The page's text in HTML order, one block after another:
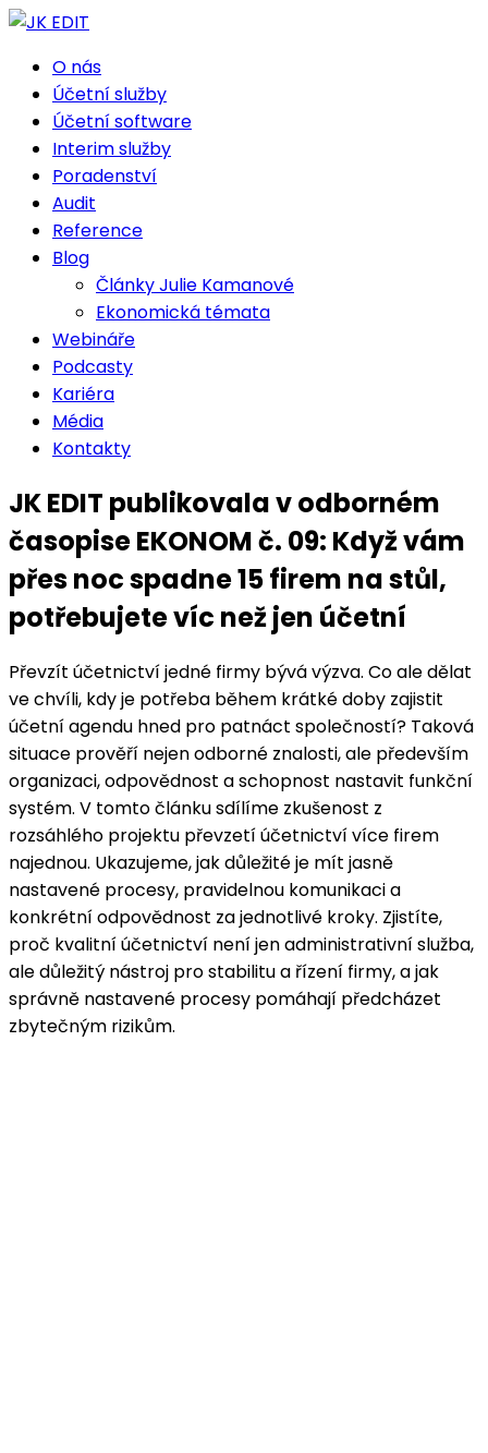
O nás
Účetní služby
Účetní software
Interim služby
Poradenství
Audit
Reference
Blog
Články Julie Kamanové
Ekonomická témata
Webináře
Podcasty
Kariéra
Média
Kontakty
JK EDIT publikovala v odborném
časopise EKONOM č. 09: Když vám
přes noc spadne 15 firem na stůl,
potřebujete víc než jen účetní
Převzít účetnictví jedné firmy bývá výzva. Co ale dělat
ve chvíli, kdy je potřeba během krátké doby zajistit
účetní agendu hned pro patnáct společností? Taková
situace prověří nejen odborné znalosti, ale především
organizaci, odpovědnost a schopnost nastavit funkční
systém. V tomto článku sdílíme zkušenost z
rozsáhlého projektu převzetí účetnictví více firem
najednou. Ukazujeme, jak důležité je mít jasně
nastavené procesy, pravidelnou komunikaci a
konkrétní odpovědnost za jednotlivé kroky. Zjistíte,
proč kvalitní účetnictví není jen administrativní služba,
ale důležitý nástroj pro stabilitu a řízení firmy, a jak
správně nastavené procesy pomáhají předcházet
zbytečným rizikům.